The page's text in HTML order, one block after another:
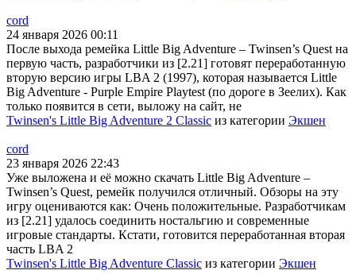
cord
24 января 2026 00:11
После выхода ремейка Little Big Adventure – Twinsen’s Quest на
первую часть, разработчики из [2.21] готовят переработанную
вторую версию игры LBA 2 (1997), которая называется Little
Big Adventure - Purple Empire Playtest (по дороге в Зеелих). Как
только появится в сети, выложу на сайт, не
Twinsen's Little Big Adventure 2 Classic из категории Экшен
cord
23 января 2026 22:43
Уже выложена и её можно скачать Little Big Adventure –
Twinsen’s Quest, ремейк получился отличный. Обзоры на эту
игру оцениваются как: Очень положительные. Разработчикам
из [2.21] удалось соединить ностальгию и современные
игровые стандарты. Кстати, готовится переработанная вторая
часть LBA 2
Twinsen's Little Big Adventure Classic из категории Экшен